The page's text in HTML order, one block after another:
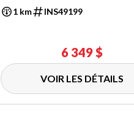
1 km INS49199
6 349 $
VOIR LES DÉTAILS